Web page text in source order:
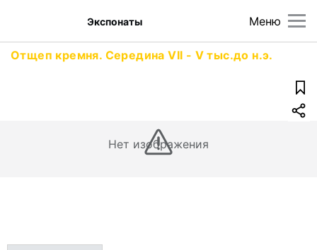
Меню
Экспонаты
Отщеп кремня. Середина VII - V тыс.до н.э.
Нет изображения